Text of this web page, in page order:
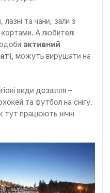
лазні та чани, зали з
кортами. А любителі
активний
можуть вирушати на
види дозвілля –
та футбол на снігу.
тут працюють нічні